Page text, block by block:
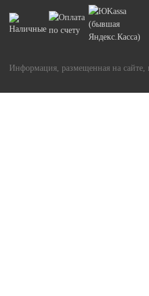
Информация, размещенная на сайте,